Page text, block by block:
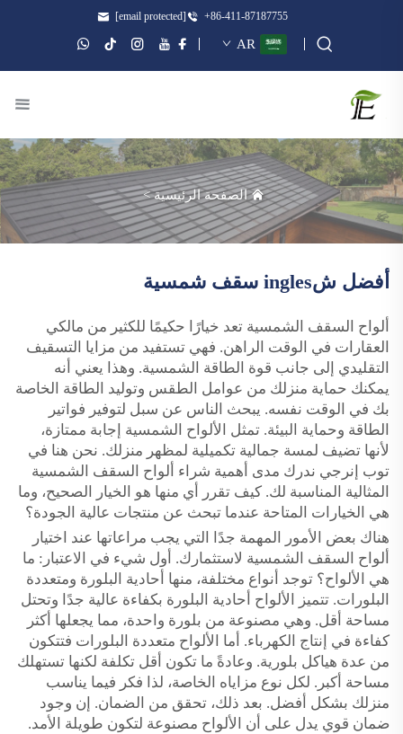
+86-411-87187755
[email protected]
AR
الصفحة الرئيسية>
أفضل شingles سقف شمسية
ألواح السقف الشمسية تعد خيارًا حكيمًا للكثير من مالكي
العقارات في الوقت الراهن. فهي تستفيد من مزايا التسقيف
التقليدي إلى جانب قوة الطاقة الشمسية. وهذا يعني أنه
يمكنك حماية منزلك من عوامل الطقس وتوليد الطاقة الخاصة
بك في الوقت نفسه. يبحث الناس عن سبل لتوفير فواتير
الطاقة وحماية البيئة. تمثل الألواح الشمسية إجابة ممتازة،
لأنها تضيف لمسة جمالية تكميلية لمظهر منزلك. نحن هنا في
توب إنرجي ندرك مدى أهمية شراء ألواح السقف الشمسية
المثالية المناسبة لك. كيف تقرر أي منها هو الخيار الصحيح، وما
هي الخيارات المتاحة عندما تبحث عن منتجات عالية الجودة؟
هناك بعض الأمور المهمة جدًا التي يجب مراعاتها عند اختيار
ألواح السقف الشمسية لاستثمارك. أول شيء في الاعتبار: ما
هي الألواح؟ توجد أنواع مختلفة، منها أحادية البلورة ومتعددة
البلورات. تتميز الألواح أحادية البلورة بكفاءة عالية جدًا وتحتل
مساحة أقل. وهي مصنوعة من بلورة واحدة، مما يجعلها أكثر
كفاءة في إنتاج الكهرباء. أما الألواح متعددة البلورات فتتكون
من عدة هياكل بلورية. وعادةً ما تكون أقل تكلفة لكنها تستهلك
مساحة أكبر. لكل نوع مزاياه الخاصة، لذا فكر فيما يناسب
منزلك بشكل أفضل. بعد ذلك، تحقق من الضمان. إن وجود
ضمان قوي يدل على أن الألواح مصنوعة لتكون طويلة الأمد.